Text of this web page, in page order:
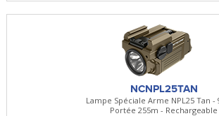
NCNPL25TAN
Lampe Spéciale Arme NPL25 Tan -
Portée 255m - Rechargeable